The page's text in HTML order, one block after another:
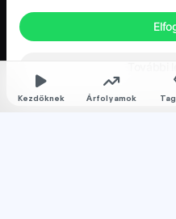
Kezdőknek Árfolyamok